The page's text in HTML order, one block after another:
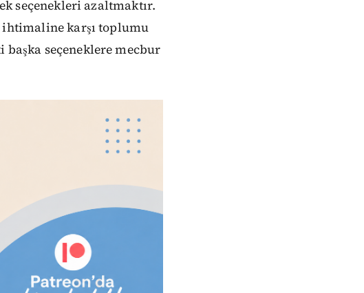
seçenekleri azaltmaktır.
ihtimaline karşı toplumu
seçeneklere mecbur